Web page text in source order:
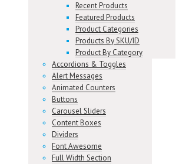
Recent Products
Featured Products
Product Categories
Products By SKU/ID
Product By Category
Accordions & Toggles
Alert Messages
Animated Counters
Buttons
Carousel Sliders
Content Boxes
Dividers
Font Awesome
Full Width Section